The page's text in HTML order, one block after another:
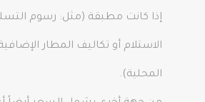
إذا كانت مطبقة (مثل: رسوم
الاستلام أو تكاليف المطار
المحلية).